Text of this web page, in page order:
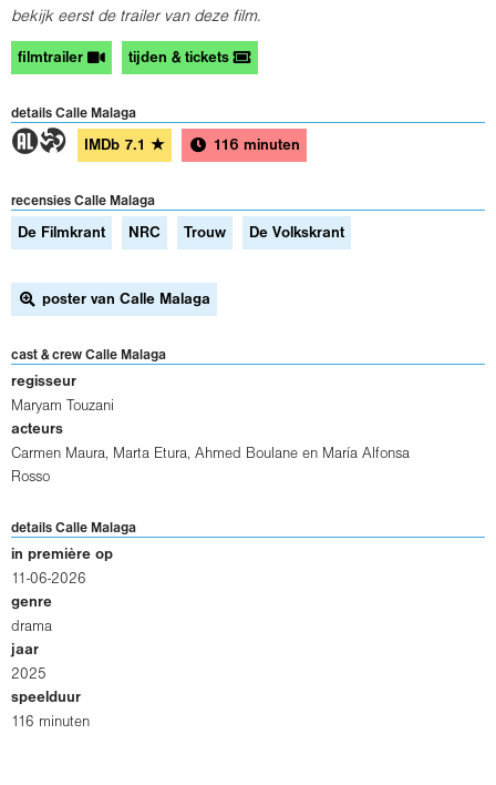
bekijk eerst de trailer van deze film.
filmtrailer tijden & tickets
details Calle Malaga
1T IMDb 7.1 ★ 116 minuten
recensies Calle Malaga
De Filmkrant NRC Trouw De Volkskrant
poster van Calle Malaga
cast & crew Calle Malaga
regisseur
Maryam Touzani
acteurs
Carmen Maura, Marta Etura, Ahmed Boulane en María Alfonsa
Rosso
details Calle Malaga
in première op
11-06-2026
genre
drama
jaar
2025
speelduur
116 minuten